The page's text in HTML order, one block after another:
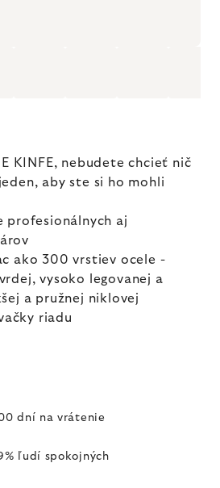
KINFE, nebudete chcieť nič
aby ste si ho mohli
profesionálnych aj
ako 300 vrstiev ocele -
vysoko legovanej a
a pružnej niklovej
riadu
dní na vrátenie
ľudí spokojných